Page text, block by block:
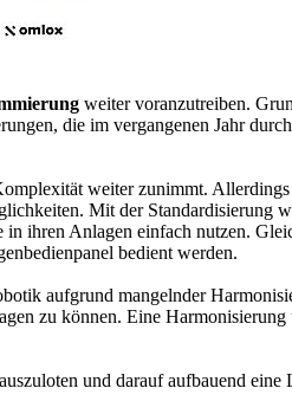
weiter voranzutreiben.
die im vergangenen Jahr
weiter zunimmt.
Mit der Standardisierung
ihren Anlagen einfach nutzen.
bedient werden.
aufgrund mangelnder
zu können. Eine
und darauf aufbauend eine